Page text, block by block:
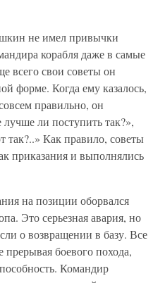
не имел привычки
корабля даже в самые
всего свои советы он
форме. Когда ему казалось,
правильно, он
ли поступить так?»,
так?..» Как правило, советы
приказания и выполнялись
на позиции оборвался
Это серьезная авария, но
о возвращении в базу. Все
прерывая боевого похода,
Командир